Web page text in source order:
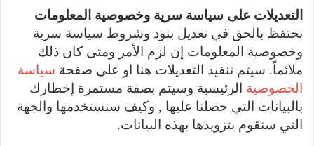
التعديلات على سياسة سرية وخصوصية المعلومات
نحتفظ بالحق في تعديل بنود وشروط سياسة سرية
وخصوصية المعلومات إن لزم الأمر ومتى كان ذلك
ملائماً. سيتم تنفيذ التعديلات هنا او على صفحة سياسة
الخصوصية الرئيسية وسيتم بصفة مستمرة إخطارك
بالبيانات التي حصلنا عليها , وكيف سنستخدمها والجهة
التي سنقوم بتزويدها بهذه البيانات.